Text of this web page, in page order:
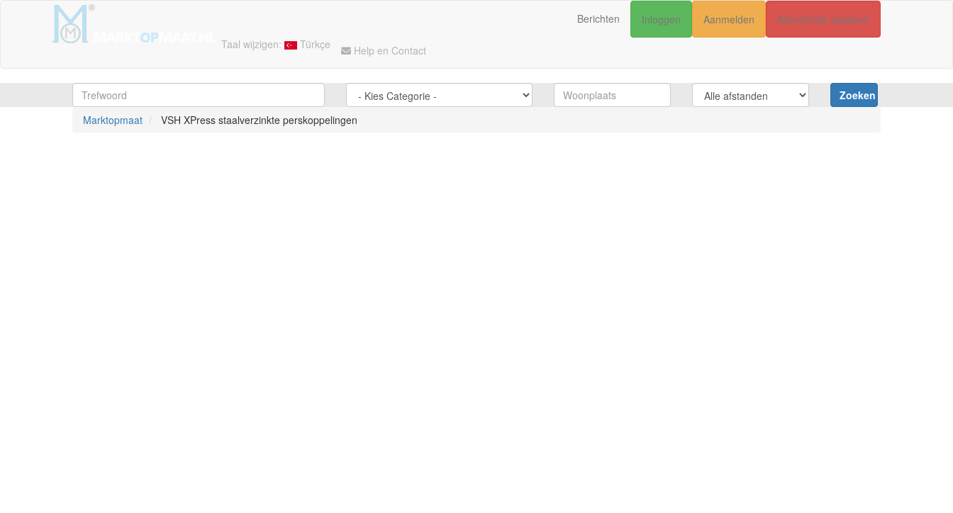
Taal wijzigen: Türkçe Help en Contact
Berichten Inloggen Aanmelden Advertentie plaatsen
Zoeken
Marktopmaat
VSH XPress staalverzinkte perskoppelingen